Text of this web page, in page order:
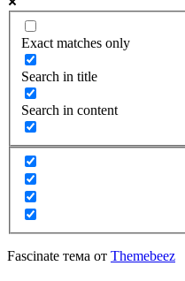
Exact matches only
Search in title
Search in content
Fascinate тема от Themebeez